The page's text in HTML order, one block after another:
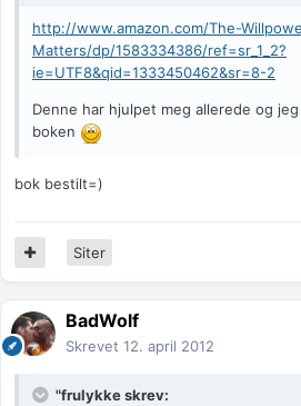
http://www.amazon.com/The-
Matters/dp/1583334386/ref=sr_1_2?
ie=UTF8&qid=1333450462&sr=8-2
Denne har hjulpet meg allerede og
boken
bok bestilt=)
Siter
BadWolf
Skrevet 12. april 2012
"frulykke skrev: